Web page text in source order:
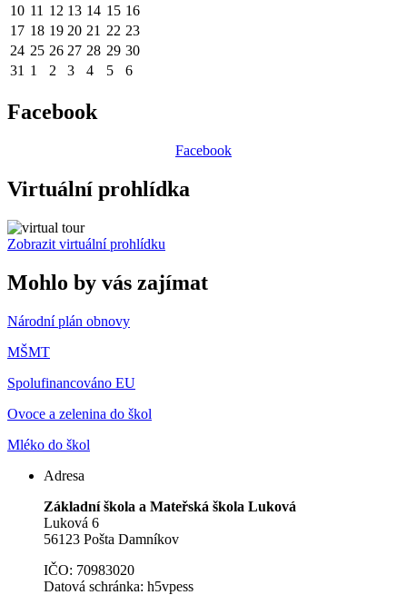
10 11 12 13 14 15 16
17 18 19 20 21 22 23
24 25 26 27 28 29 30
31 1 2 3 4 5 6
Facebook
Facebook
Virtuální prohlídka
Zobrazit virtuální prohlídku
Mohlo by vás zajímat
Národní plán obnovy
MŠMT
Spolufinancováno EU
Ovoce a zelenina do škol
Mléko do škol
Adresa
Základní škola a Mateřská škola Luková
Luková 6
56123 Pošta Damníkov
IČO: 70983020
Datová schránka: h5vpess